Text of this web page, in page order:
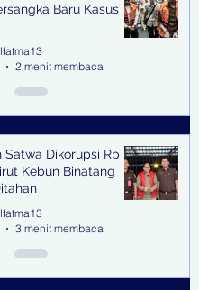
Baru Kasus
2 menit membaca
Satwa Dikorupsi Rp
Kebun Binatang
3 menit membaca